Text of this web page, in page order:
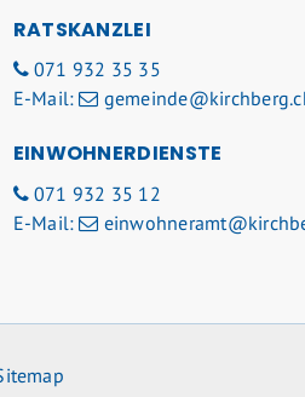
RATSKANZLEI
071 932 35 35
E-Mail:
EINWOHNERDIENSTE
071 932 35 12
E-Mail: